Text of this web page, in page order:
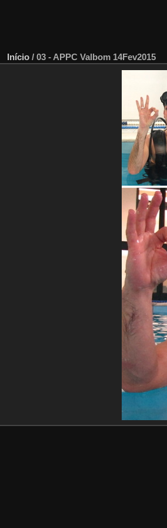
Início / 03 - APPC Valbom 14Fev2015